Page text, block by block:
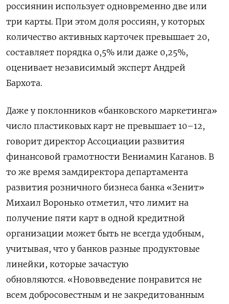
россиянин использует одновременно две или
три карты. При этом доля россиян, у которых
количество активных карточек превышает 20,
составляет порядка 0,5% или даже 0,25%,
оценивает независимый эксперт Андрей
Бархота.
Даже у поклонников «банковского маркетинга»
число пластиковых карт не превышает 10–12,
говорит директор Ассоциации развития
финансовой грамотности Вениамин Каганов. В
то же время замдиректора департамента
развития розничного бизнеса банка «Зенит»
Михаил Воронько отметил, что лимит на
получение пяти карт в одной кредитной
организации может быть не всегда удобным,
учитывая, что у банков разные продуктовые
линейки, которые зачастую
обновляются. «Нововведение понравится не
всем добросовестным и не закредитованным